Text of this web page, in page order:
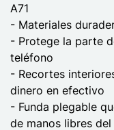
A71
- Materiales
- Protege la parte
teléfono
- Recortes
dinero en efectivo
- Funda plegable
de manos libres